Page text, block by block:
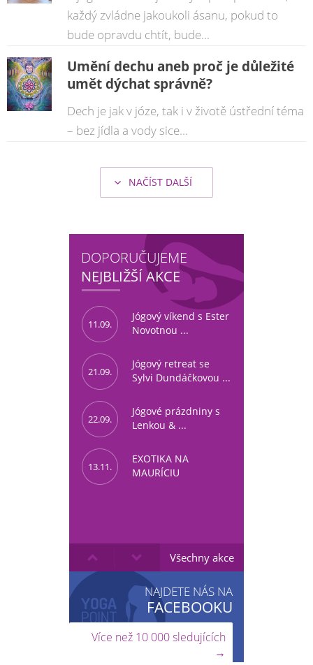
každý zvládne jakoukoli ásanu, pokud to
bude opravdu chtít, bude...
Umění dechu aneb proč je důležité
umět dýchat správně?
Dech je jak v józe, tak i v životě ústřední téma
– bez jídla a vody sice...
NAČÍST DALŠÍ
DOPORUČUJEME
NEJBLIŽŠÍ AKCE
11.09.
Jógový víkend s Ester
Novotnou ...
21.09.
Jógový retreat se
Sylvi Dundáčkovou ...
22.09.
Jógové prázdniny s
Lenkou & ...
13.11.
EXOTIKA NA
MAURÍCIU
Všechny akce
NAJDETE NÁS NA
FACEBOOKU
Více než 10 000 sledujících
→